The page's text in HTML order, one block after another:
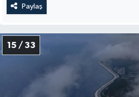
Paylaş
15 / 33